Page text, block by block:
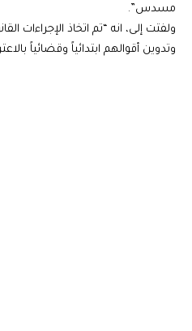
مسدس”.
ولفتت إلى، انه “تم اتخاذ الإجراءات
وتدوين أقوالهم ابتدائياً وقضائياً